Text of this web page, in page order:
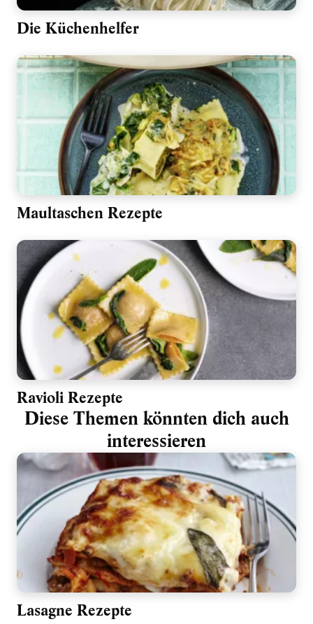
Die Küchenhelfer
Maultaschen Rezepte
Ravioli Rezepte
Diese Themen könnten dich auch
interessieren
Lasagne Rezepte